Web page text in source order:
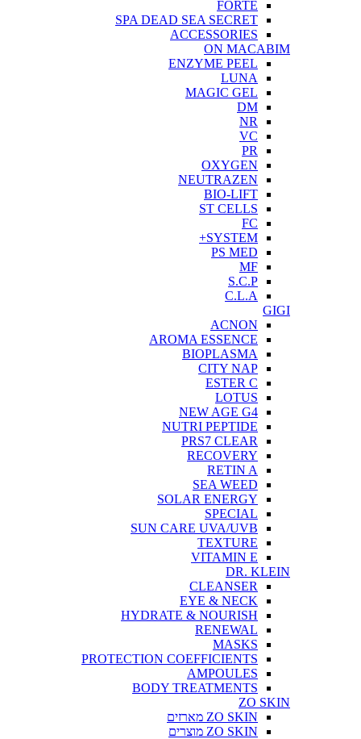
FORTE
SPA DEAD SEA SECRET
ACCESSORIES
ON MACABIM
ENZYME PEEL
LUNA
MAGIC GEL
DM
NR
VC
PR
OXYGEN
NEUTRAZEN
BIO-LIFT
ST CELLS
FC
SYSTEM+
PS MED
MF
S.C.P
C.L.A
GIGI
ACNON
AROMA ESSENCE
BIOPLASMA
CITY NAP
ESTER C
LOTUS
NEW AGE G4
NUTRI PEPTIDE
PRS7 CLEAR
RECOVERY
RETIN A
SEA WEED
SOLAR ENERGY
SPECIAL
SUN CARE UVA/UVB
TEXTURE
VITAMIN E
DR. KLEIN
CLEANSER
EYE & NECK
HYDRATE & NOURISH
RENEWAL
MASKS
PROTECTION COEFFICIENTS
AMPOULES
BODY TREATMENTS
ZO SKIN
ZO SKIN מארזים
ZO SKIN מוצרים